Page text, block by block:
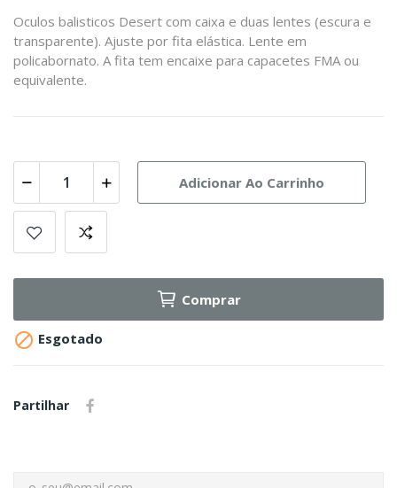
Oculos balisticos Desert com caixa e duas lentes (escura e
transparente). Ajuste por fita elástica. Lente em
policabornato. A fita tem encaixe para capacetes FMA ou
equivalente.
Adicionar Ao Carrinho
Comprar
 Esgotado
Partilhar